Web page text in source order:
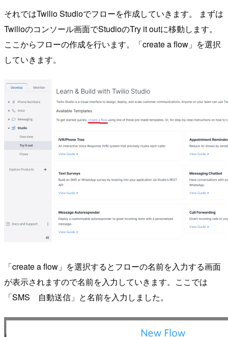
それではTwilio Studioでフローを作成していきます。 まずは
Twilioのコンソール画面でStudioのTry it outに移動します。
ここからフローの作成を行います。「create a flow」を選択
していきます。
「create a flow」を選択するとフローの名前を入力する画面
が表示されますので名前を入力していきます。ここでは
「SMS 自動送信」と名前を入力しました。